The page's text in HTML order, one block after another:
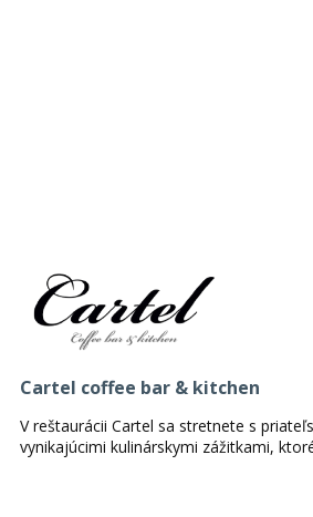
Cartel coffee bar & kitchen
V reštaurácii Cartel sa stretnete s
vynikajúcimi kulinárskymi zážitkami,